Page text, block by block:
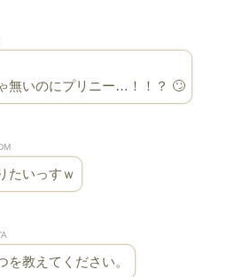
無いのにプリニー…！！？ 🙄
たいっすｗ
を教えてください。